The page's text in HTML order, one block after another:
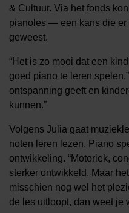
& Cultuur. Via het fonds
pianoles — een kans die er
geweest.
“Het is zo mooi dat een
goed piano te leren
ontspanning geeft en
kunnen.”
Volgens Julia gaat
noten leren lezen. Piano
ontwikkeling. “Motoriek,
sterker ontwikkeld. Maar
misschien nog wel het
de les uitloopt, dan weet je